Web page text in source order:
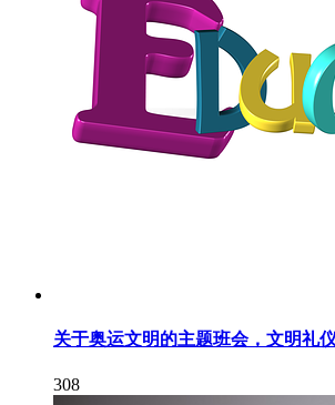
关于奥运文明的主题班会，文明礼
308